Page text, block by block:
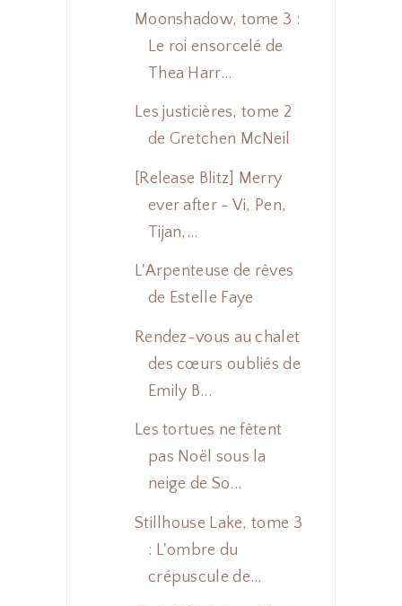
Moonshadow, tome 3 :
Le roi ensorcelé de
Thea Harr...
Les justicières, tome 2
de Gretchen McNeil
[Release Blitz] Merry
ever after - Vi, Pen,
Tijan,...
L'Arpenteuse de rêves
de Estelle Faye
Rendez-vous au chalet
des cœurs oubliés de
Emily B...
Les tortues ne fêtent
pas Noël sous la
neige de So...
Stillhouse Lake, tome 3
: L'ombre du
crépuscule de...